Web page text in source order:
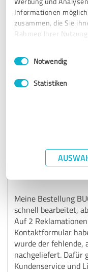
Informationen
zusammen, die Sie
Rahmen Ihrer
Impressum
Einwilligungsauswahl
Notwendig
Statistiken
Ich habe Buchpark
angeschrieben und
Nachdem ich einen
mir eine
Erfahrungsbericht &
1,00 von 5
Meine Bestellung
schnell bearbeitet,
Auf 2
Kontaktformular
wurde der fehlende,
nachgeliefert. Dafür
Kundenservice und